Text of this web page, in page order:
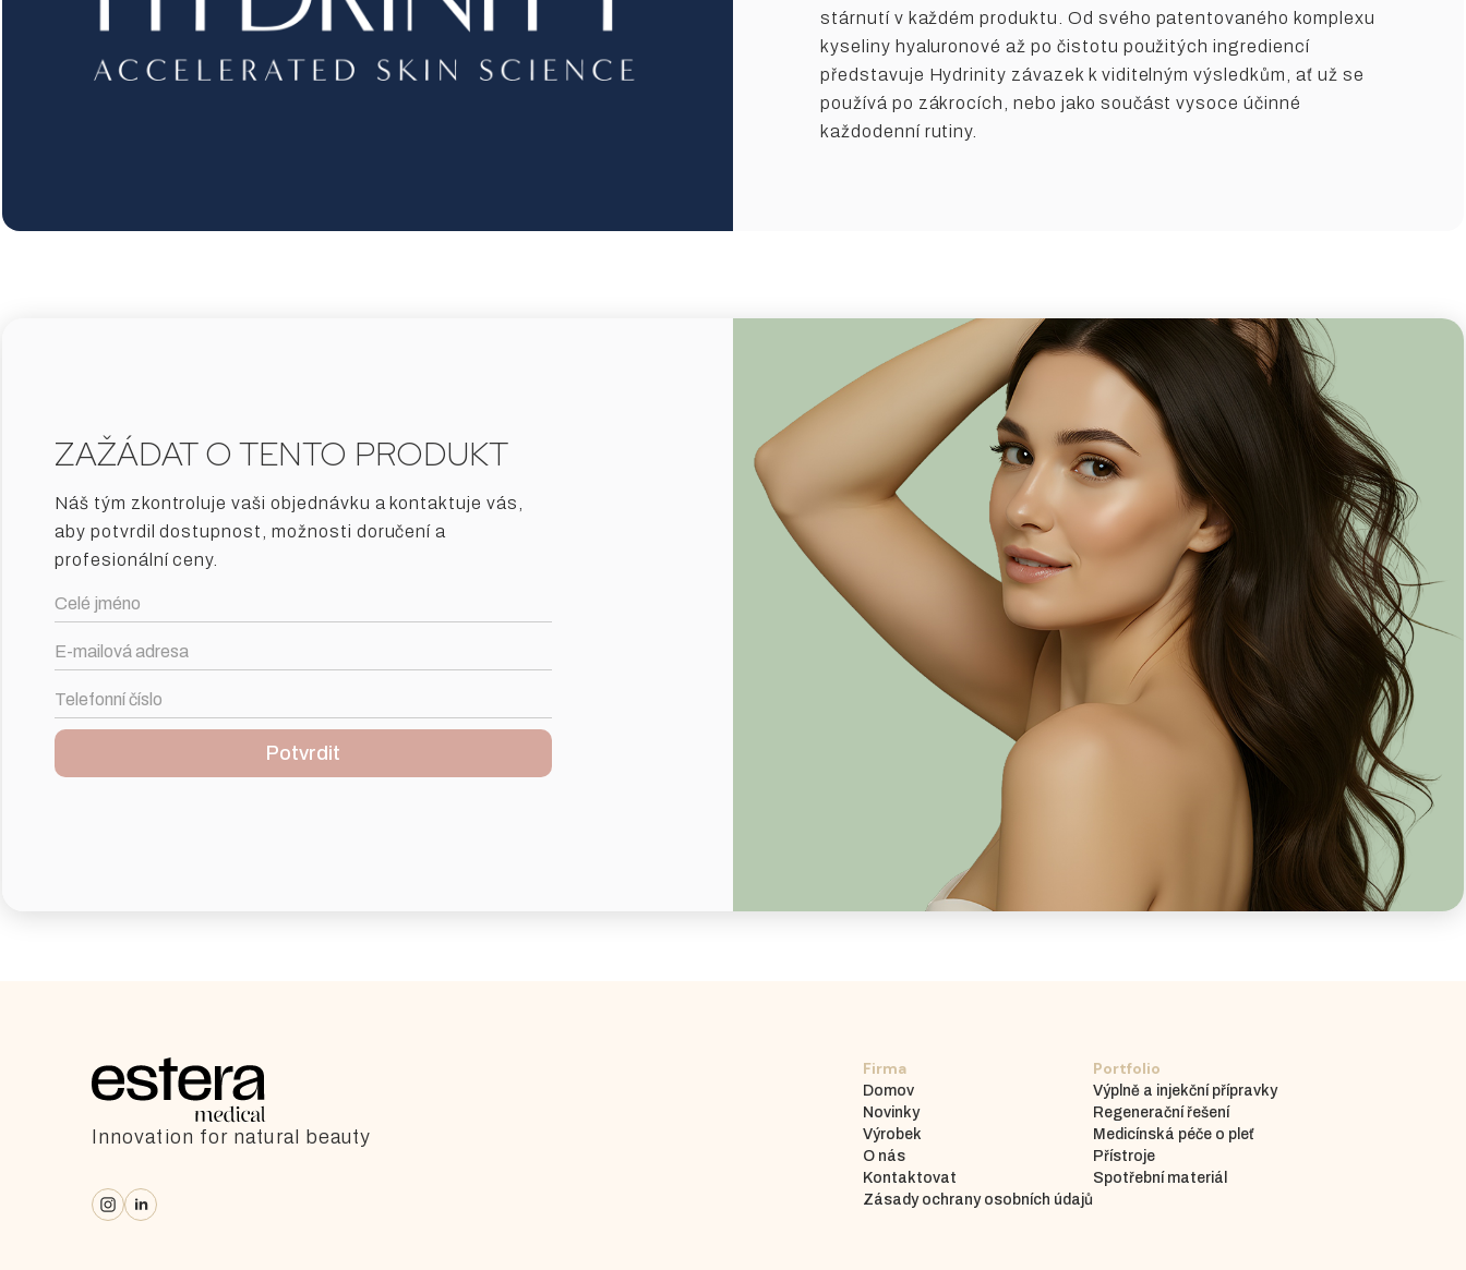
stárnutí v každém produktu. Od svého patentovaného komplexu
kyseliny hyaluronové až po čistotu použitých ingrediencí
představuje Hydrinity závazek k viditelným výsledkům, ať už se
používá po zákrocích, nebo jako součást vysoce účinné
každodenní rutiny.
ZAŽÁDAT O TENTO PRODUKT
Náš tým zkontroluje vaši objednávku a kontaktuje vás,
aby potvrdil dostupnost, možnosti doručení a
profesionální ceny.
Innovation for natural beauty
Firma
Domov
Novinky
Výrobek
O nás
Kontaktovat
Zásady ochrany osobních údajů
Portfolio
Výplně a injekční přípravky
Regenerační řešení
Medicínská péče o pleť
Přístroje
Spotřební materiál